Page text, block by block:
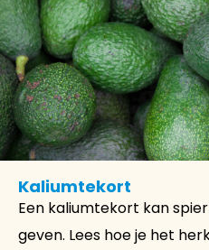
Kaliumtekort
Een kaliumtekort kan
geven. Lees hoe je het